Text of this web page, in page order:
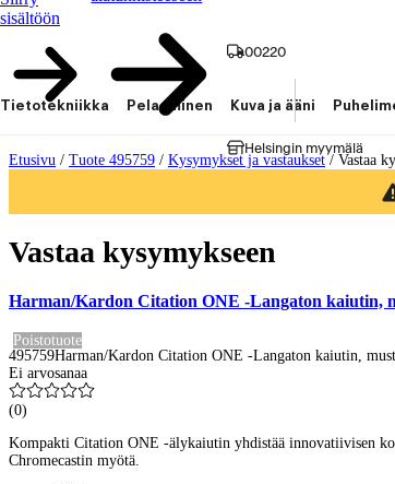
sisältöön
00220
Helsingin myymälä
Tietotekniikka Pelaaminen Kuva ja ääni
Etusivu / Tuote 495759 / Kysymykset ja vastaukset/ Vastaa
Vastaa kysymykseen
Harman/Kardon Citation ONE -Langaton kaiutin,
Poistotuote
495759Harman/Kardon Citation ONE -Langaton kaiutin,
Ei arvosanaa
(0)
Kompakti Citation ONE -älykaiutin yhdistää innovatiivisen
Chromecastin myötä.